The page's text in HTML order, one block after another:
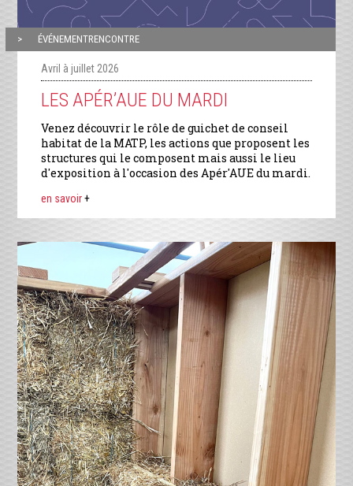
ÉVÉNEMENTRENCONTRE
Avril à juillet 2026
LES APÉR’AUE DU MARDI
Venez découvrir le rôle de guichet de conseil
habitat de la MATP, les actions que proposent les
structures qui le composent mais aussi le lieu
d'exposition à l'occasion des Apér'AUE du mardi.
en savoir+